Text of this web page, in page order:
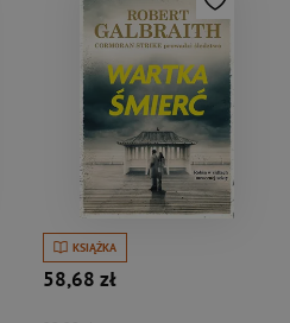
KSIĄŻKA
58,68 zł